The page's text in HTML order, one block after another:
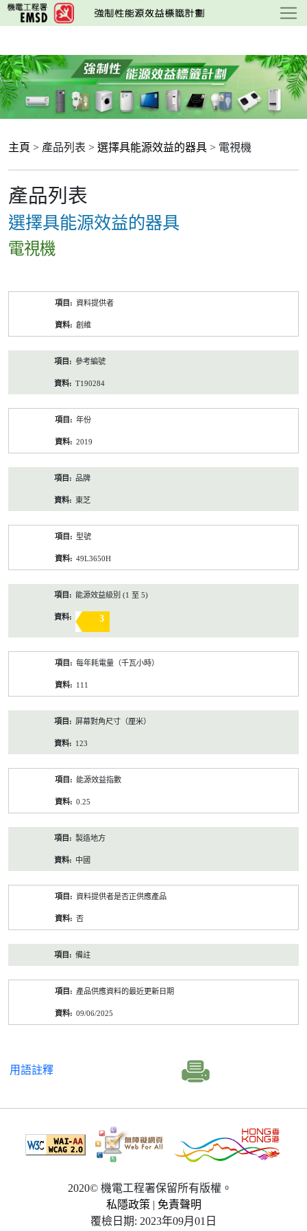
跳
至
要
內
容
主頁 > 產品列表 > 選擇具能源效益的器具 > 電視機
產品列表
選擇具能源效益的器具
電視機
資料提供者
創維
參考編號
T190284
年份
2019
品牌
東芝
型號
49L3650H
能源效益級別 (1 至 5)
3
每年耗電量（千瓦小時）
111
屏幕對角尺寸（厘米）
123
能源效益指數
0.25
製造地方
中國
資料提供者是否正供應產品
否
備註
產品供應資料的最近更新日期
09/06/2025
用語註釋
2020© 機電工程署保留所有版權。
私隱政策 | 免責聲明
覆檢日期: 2023年09月01日